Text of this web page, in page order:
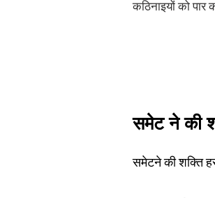
कठिनाइयों को
समेट ने की
समेटने की शक्ति